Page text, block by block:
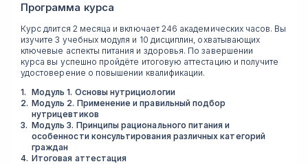
Программа курса
Курс длится 2 месяца и включает 246 академических часов. Вы
изучите 3 учебных модуля и 10 дисциплин, охватывающих
ключевые аспекты питания и здоровья. По завершении
курса вы успешно пройдёте итоговую аттестацию и получите
удостоверение о повышении квалификации.
1. Модуль 1. Основы нутрициологии
2. Модуль 2. Применение и правильный подбор
нутрицевтиков
3. Модуль 3. Принципы рационального питания и
особенности консультирования различных категорий
граждан
4. Итоговая аттестация